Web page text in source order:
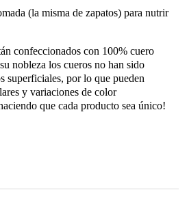
(la misma de zapatos) para nutrir
confeccionados con 100% cuero
nobleza los cueros no han sido
superficiales, por lo que pueden
y variaciones de color
que cada producto sea único!